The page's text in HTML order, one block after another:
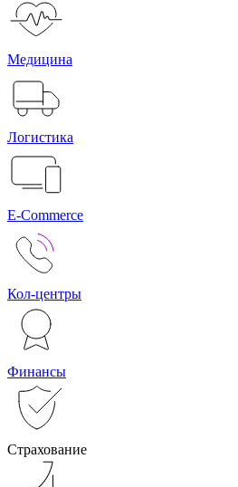
Медицина
Логистика
E-Commerce
Кол-центры
Финансы
Страхование